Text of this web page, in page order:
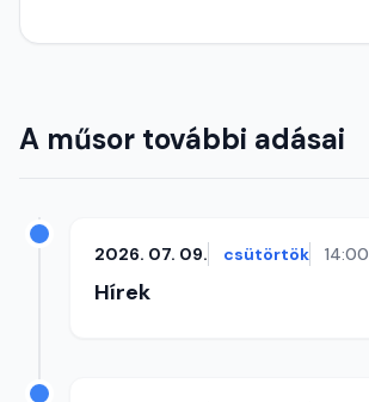
A műsor további adásai
2026. 07. 09. csütörtök 14:00
Hírek